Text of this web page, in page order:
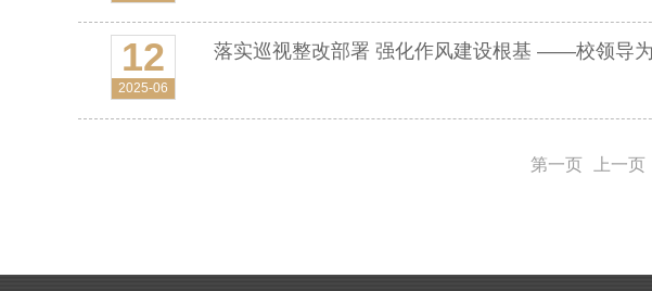
12
2025-06
落实巡视整改部署 强化作风建设根基 ——校领导
第一页 上一页